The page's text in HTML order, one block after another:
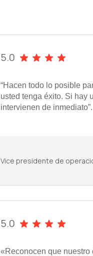
5.0
“Hacen todo lo posible
usted tenga éxito. Si hay
intervienen de inmediato”.
Vice presidente de
5.0
«Reconocen que nuestro